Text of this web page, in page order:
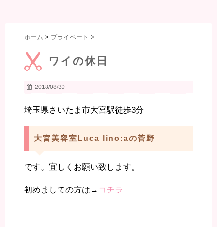
ホーム > プライベート >
ワイの休日
2018/08/30
埼玉県さいたま市大宮駅徒歩3分
大宮美容室Luca lino:aの菅野
です。宜しくお願い致します。
初めましての方は→ コチラ